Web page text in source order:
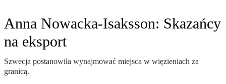
Anna Nowacka-Isaksson: Skazańcy
na eksport
Szwecja postanowiła wynajmować miejsca w więzieniach za
granicą.